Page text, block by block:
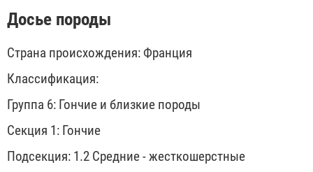
Досье породы
Страна происхождения: Франция
Классификация:
Группа 6: Гончие и близкие породы
Секция 1: Гончие
Подсекция: 1.2 Средние - жесткошерстные